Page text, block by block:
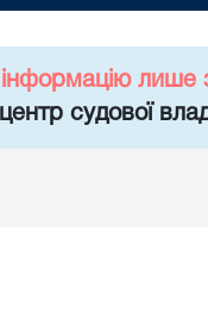
лише
судової